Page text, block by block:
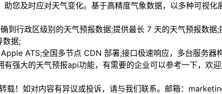
您及时应对天气变化。基于高精度气象数据，以多种可视
行政区级别的天气预报数据;提供最长 7 天的天气预报数据;
数据;
ATS;全国多节点 CDN 部署;接口极速响应，多台服务器构
大的天气预报api功能，有需要的企业可以参考一下，欢
载！如对内容有异议或投诉，请与我们联系。邮箱：